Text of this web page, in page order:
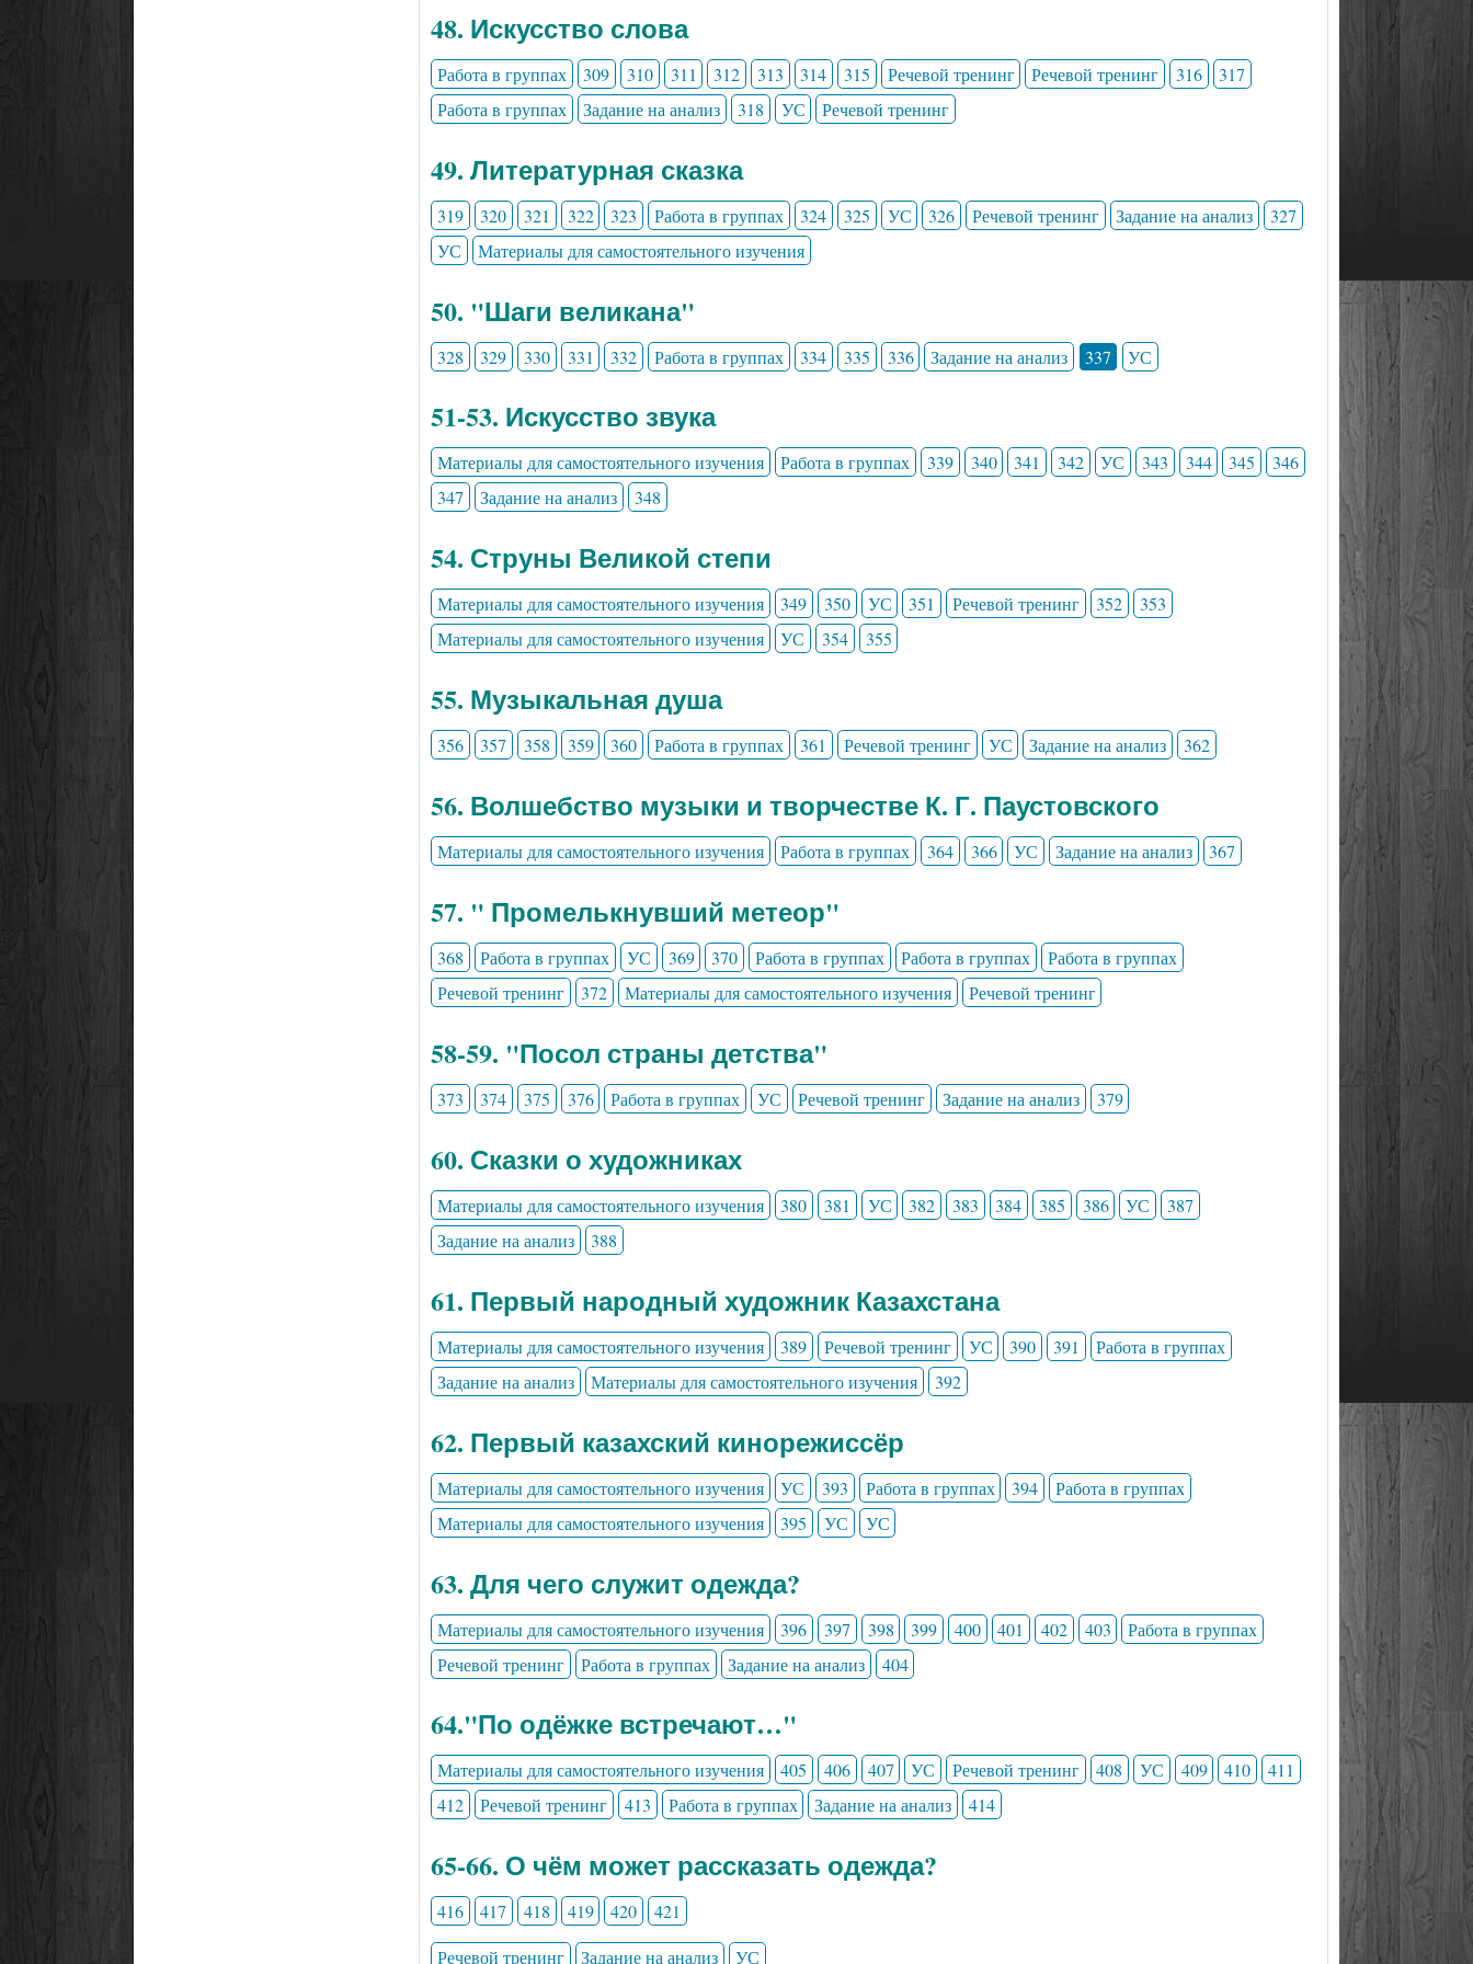
48. Искусство слова
Работа в группах 309 310 311 312 313 314 315 Речевой тренинг Речевой тренинг 316
317
Работа в группах
Задание на анализ 318 УС Речевой тренинг
49. Литературная сказка
319 320 321 322 323 Работа в группах 324 325 УС 326 Речевой тренинг Задание на анализ
327
УС
Материалы для самостоятельного изучения
50. "Шаги великана"
328 329 330 331 332 Работа в группах 334 335 336 Задание на анализ 337 УС
51-53. Искусство звука
Материалы для самостоятельного изучения Работа в группах 339 340 341 342 УС 343 344 345
346
347
Задание на анализ 348
54. Струны Великой степи
Материалы для самостоятельного изучения 349 350 УС 351 Речевой тренинг 352
353
Материалы для самостоятельного изучения
УС 354 355
55. Музыкальная душа
356 357 358 359 360 Работа в группах 361 Речевой тренинг УС Задание на анализ 362
56. Волшебство музыки и творчестве К. Г. Паустовского
Материалы для самостоятельного изучения Работа в группах 364 366 УС Задание на анализ 367
57. " Промелькнувший метеор"
368 Работа в группах УС 369 370 Работа в группах Работа в группах
Работа в группах
Речевой тренинг
372 Материалы для самостоятельного изучения Речевой тренинг
58-59. "Посол страны детства"
373 374 375 376 Работа в группах УС Речевой тренинг Задание на анализ 379
60. Сказки о художниках
Материалы для самостоятельного изучения 380 381 УС 382 383 384 385 386 УС
387
Задание на анализ
388
61. Первый народный художник Казахстана
Материалы для самостоятельного изучения 389 Речевой тренинг УС 390 391
Работа в группах
Задание на анализ
Материалы для самостоятельного изучения 392
62. Первый казахский кинорежиссёр
Материалы для самостоятельного изучения УС 393 Работа в группах 394
Работа в группах
Материалы для самостоятельного изучения
395 УС УС
63. Для чего служит одежда?
Материалы для самостоятельного изучения 396 397 398 399 400 401 402 403
Работа в группах
Речевой тренинг
Работа в группах Задание на анализ 404
64."По одёжке встречают…"
Материалы для самостоятельного изучения 405 406 407 УС Речевой тренинг 408 УС 409 410
411
412
Речевой тренинг 413 Работа в группах Задание на анализ 414
65-66. О чём может рассказать одежда?
416 417 418 419 420
421
Речевой тренинг
Задание на анализ УС